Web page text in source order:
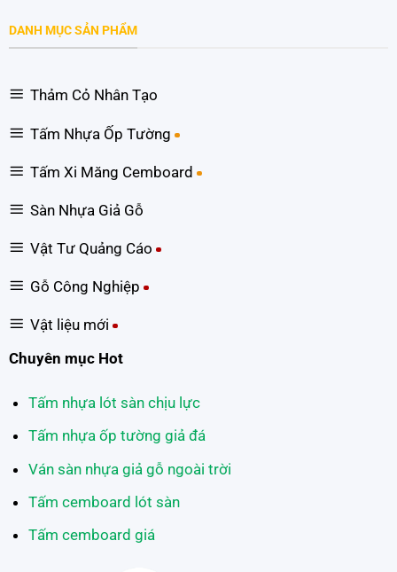
DANH MỤC SẢN PHẨM
Thảm Cỏ Nhân Tạo
Tấm Nhựa Ốp Tường
Tấm Xi Măng Cemboard
Sàn Nhựa Giả Gỗ
Vật Tư Quảng Cáo
Gỗ Công Nghiệp
Vật liệu mới
Chuyên mục Hot
Tấm nhựa lót sàn chịu lực
Tấm nhựa ốp tường giả đá
Ván sàn nhựa giả gỗ ngoài trời
Tấm cemboard lót sàn
Tấm cemboard giá